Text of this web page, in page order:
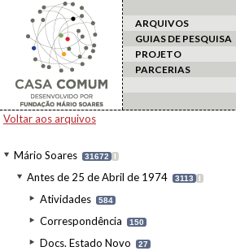
ARQUIVOS
GUIAS DE PESQUISA
PROJETO
PARCERIAS
Voltar aos arquivos
Mário Soares 31672 I
Antes de 25 de Abril de 1974 3113 I
Atividades 584
Correspondência 150
Docs. Estado Novo 27